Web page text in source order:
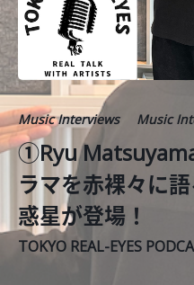
Music Interviews Music
①Ryu
ラマを赤裸々に
惑星が登場！
TOKYO REAL-EYES